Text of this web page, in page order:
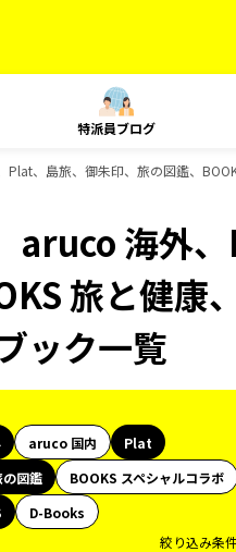
特派員ブログ
、島旅、御朱印、旅の図鑑、
aruco 海外
旅と健康
ック一覧
aruco 国内
Plat
の図鑑
BOOKS スペシャルコラボ
D-Books
絞り込み条